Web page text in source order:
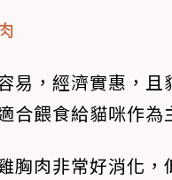
易，經濟實惠，且
合餵食給貓咪作為
胸肉非常好消化，